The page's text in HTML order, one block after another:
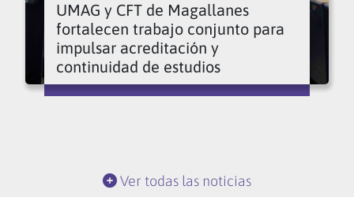
UMAG y CFT de Magallanes
fortalecen trabajo conjunto para
impulsar acreditación y
continuidad de estudios
Ver todas las noticias